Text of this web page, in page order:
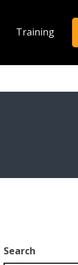
Training
Search